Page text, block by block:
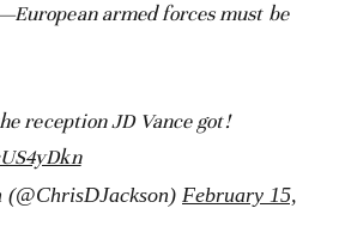
armed forces must be
reception JD Vance got!
February 15,